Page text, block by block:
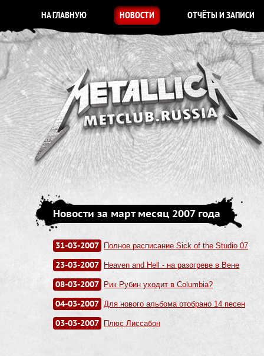
НА ГЛАВНУЮ НОВОСТИ ОТЧЁТЫ И ЗАПИСИ
Новости за март месяц 2007 года
31-03-2007 Полное расписание Sick of the Studio 07
23-03-2007 Heaven and Hell - на разогреве в Вене
08-03-2007 Рик Рубин уходит в Columbia?
04-03-2007 Для нового альбома отобрано 14 песен
03-03-2007 Плюс Лиссабон